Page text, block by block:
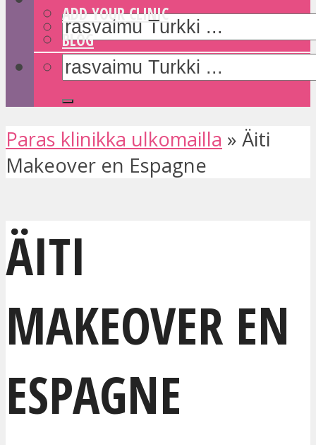
ADD YOUR CLINIC
BLOG
Paras klinikka ulkomailla » Äiti
Makeover en Espagne
ÄITI
MAKEOVER EN
ESPAGNE